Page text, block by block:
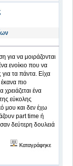
για να μοιράζονται
ενοίκιο που να
για τα πάντα. Είχα
έκανα πιο
ένα
εύκολης
μου και δεν έχω
part time ή
δεύτερη δουλειά
Καταγράφηκε